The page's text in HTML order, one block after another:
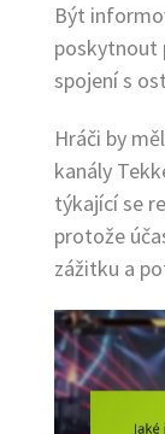
Být
poskytnout
spojení s
Hráči by
kanály
týkající se
protože
zážitku a